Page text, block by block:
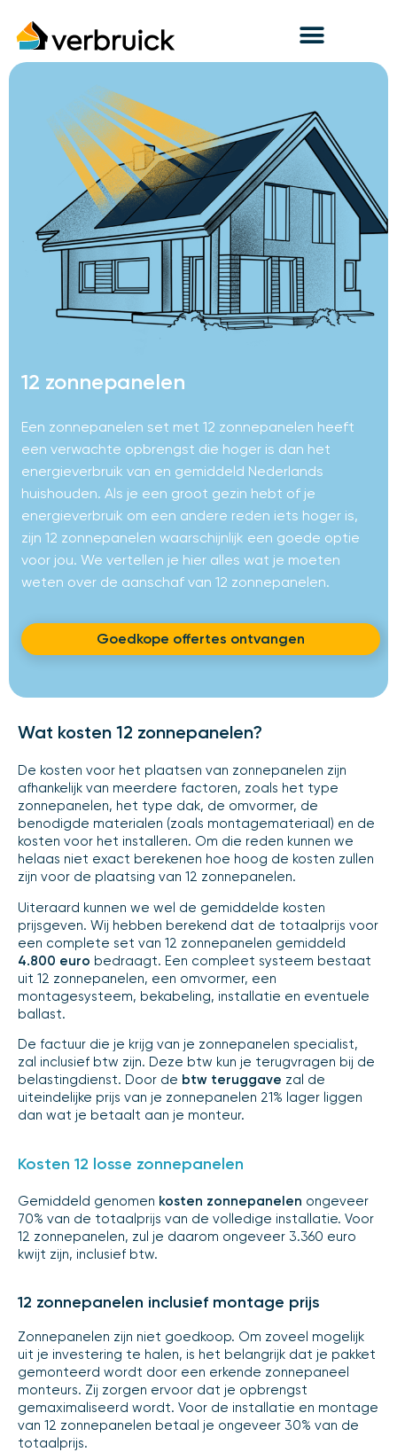
12 zonnepanelen
Een zonnepanelen set met 12 zonnepanelen heeft
een verwachte opbrengst die hoger is dan het
energieverbruik van en gemiddeld Nederlands
huishouden. Als je een groot gezin hebt of je
energieverbruik om een andere reden iets hoger is,
zijn 12 zonnepanelen waarschijnlijk een goede optie
voor jou. We vertellen je hier alles wat je moeten
weten over de aanschaf van 12 zonnepanelen.
Goedkope offertes ontvangen
Wat kosten 12 zonnepanelen?
De kosten voor het plaatsen van zonnepanelen zijn
afhankelijk van meerdere factoren, zoals het type
zonnepanelen, het type dak, de omvormer, de
benodigde materialen (zoals montagemateriaal) en de
kosten voor het installeren. Om die reden kunnen we
helaas niet exact berekenen hoe hoog de kosten zullen
zijn voor de plaatsing van 12 zonnepanelen.
Uiteraard kunnen we wel de gemiddelde kosten
prijsgeven. Wij hebben berekend dat de totaalprijs voor
een complete set van 12 zonnepanelen gemiddeld
4.800 euro bedraagt. Een compleet systeem bestaat
uit 12 zonnepanelen, een omvormer, een
montagesysteem, bekabeling, installatie en eventuele
ballast.
De factuur die je krijg van je zonnepanelen specialist,
zal inclusief btw zijn. Deze btw kun je terugvragen bij de
belastingdienst. Door de btw teruggave zal de
uiteindelijke prijs van je zonnepanelen 21% lager liggen
dan wat je betaalt aan je monteur.
Kosten 12 losse zonnepanelen
Gemiddeld genomen kosten zonnepanelen ongeveer
70% van de totaalprijs van de volledige installatie. Voor
12 zonnepanelen, zul je daarom ongeveer 3.360 euro
kwijt zijn, inclusief btw.
12 zonnepanelen inclusief montage prijs
Zonnepanelen zijn niet goedkoop. Om zoveel mogelijk
uit je investering te halen, is het belangrijk dat je pakket
gemonteerd wordt door een erkende zonnepaneel
monteurs. Zij zorgen ervoor dat je opbrengst
gemaximaliseerd wordt. Voor de installatie en montage
van 12 zonnepanelen betaal je ongeveer 30% van de
totaalprijs.